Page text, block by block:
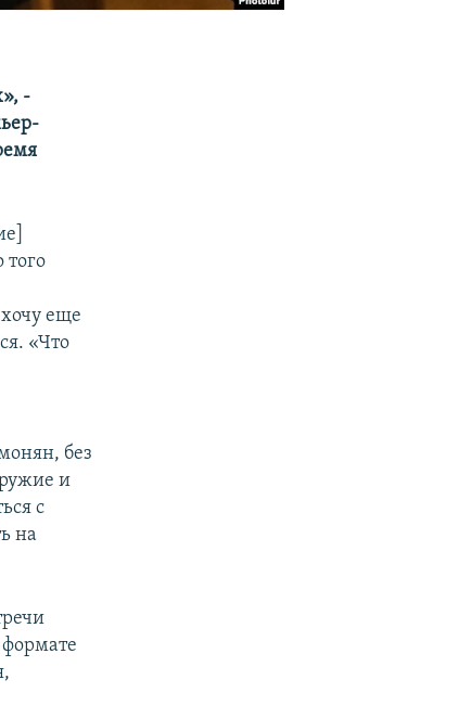
-
еще
«Что
без
и
с
на
формате